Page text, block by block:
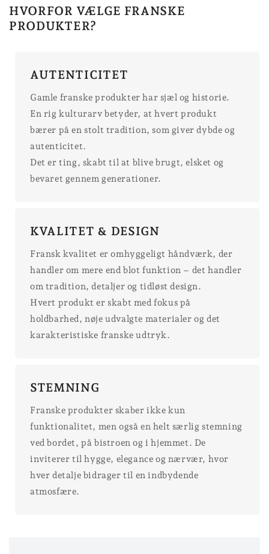
HVORFOR VÆLGE FRANSKE
PRODUKTER?
AUTENTICITET
Gamle franske produkter har sjæl og historie.
En rig kulturarv betyder, at hvert produkt
bærer på en stolt tradition, som giver dybde og
autenticitet.
Det er ting, skabt til at blive brugt, elsket og
bevaret gennem generationer.
KVALITET & DESIGN
Fransk kvalitet er omhyggeligt håndværk, der
handler om mere end blot funktion – det handler
om tradition, detaljer og tidløst design.
Hvert produkt er skabt med fokus på
holdbarhed, nøje udvalgte materialer og det
karakteristiske franske udtryk.
STEMNING
Franske produkter skaber ikke kun
funktionalitet, men også en helt særlig stemning
ved bordet, på bistroen og i hjemmet. De
inviterer til hygge, elegance og nærvær, hvor
hver detalje bidrager til en indbydende
atmosfære.